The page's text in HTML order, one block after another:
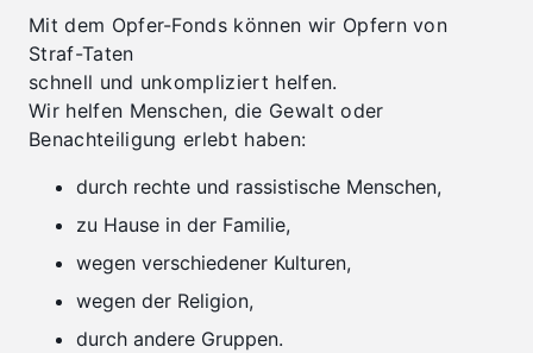
Mit dem Opfer-Fonds können wir Opfern von
Straf-Taten
schnell und unkompliziert helfen.
Wir helfen Menschen, die Gewalt oder
Benachteiligung erlebt haben:
durch rechte und rassistische Menschen,
zu Hause in der Familie,
wegen verschiedener Kulturen,
wegen der Religion,
durch andere Gruppen.